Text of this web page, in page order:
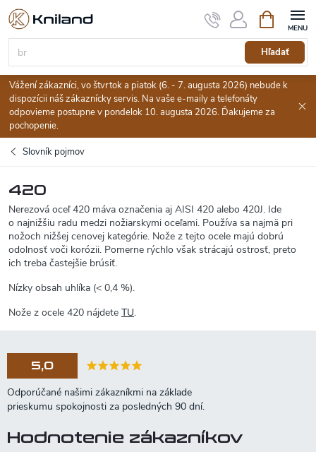
Prejsť
na
obsah
Hľadať
košík
Vážení zákazníci, vo štvrtok a piatok (6. - 7. augusta 2026) nebude k
dispozícii náš zákaznícky servis. Na vaše e-maily a telefonáty
odpovieme postupne v pondelok 10. augusta 2026. Ďakujeme za
pochopenie.
Slovník pojmov
420
Nerezová oceľ 420 máva označenia aj AISI 420 alebo 420J. Ide
o najnižšiu radu medzi nožiarskymi oceľami. Používa sa najmä pri
nožoch nižšej cenovej kategórie. Nože z tejto ocele majú dobrú
odolnosť voči korózii. Pomerne rýchlo však strácajú ostrosť, preto
ich treba častejšie brúsiť.
Nízky obsah uhlíka (< 0,4 %).
Nože z ocele 420 nájdete TU.
5,0
Hodnotenie zákazníkov